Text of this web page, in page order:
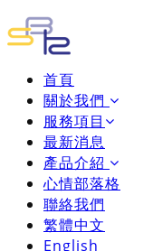
首頁
關於我們
服務項目
最新消息
產品介紹
心情部落格
聯絡我們
繁體中文
English